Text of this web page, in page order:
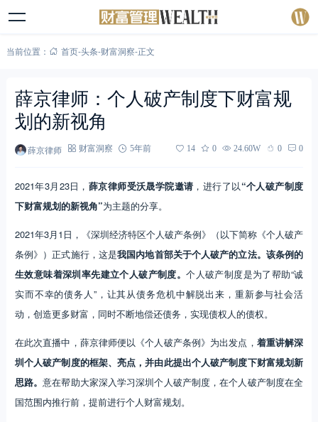
当前位置： 首页-头条-财富洞察-正文
薛京律师：个人破产制度下财富规
划的新视角
薛京律师 财富洞察 5年前 14 0 24.60W 0 0
2021年3月23日， 薛京律师受沃晟学院邀请 ，进行了以“个人破产制度
下财富规划的新视角”为主题的分享。
2021年3月1日，《深圳经济特区个人破产条例》（以下简称《个人破产
条例》）正式施行，这是我国内地首部关于个人破产的立法。该条例的
生效意味着深圳率先建立个人破产制度。个人破产制度是为了帮助“诚
实而不幸的债务人”，让其从债务危机中解脱出来，重新参与社会活
动，创造更多财富，同时不断地偿还债务，实现债权人的债权。
在此次直播中，薛京律师便以《个人破产条例》为出发点， 着重讲解深
圳个人破产制度的框架、亮点，并由此提出个人破产制度下财富规划新
思路。意在帮助大家深入学习深圳个人破产制度，在个人破产制度在全
国范围内推行前，提前进行个人财富规划。